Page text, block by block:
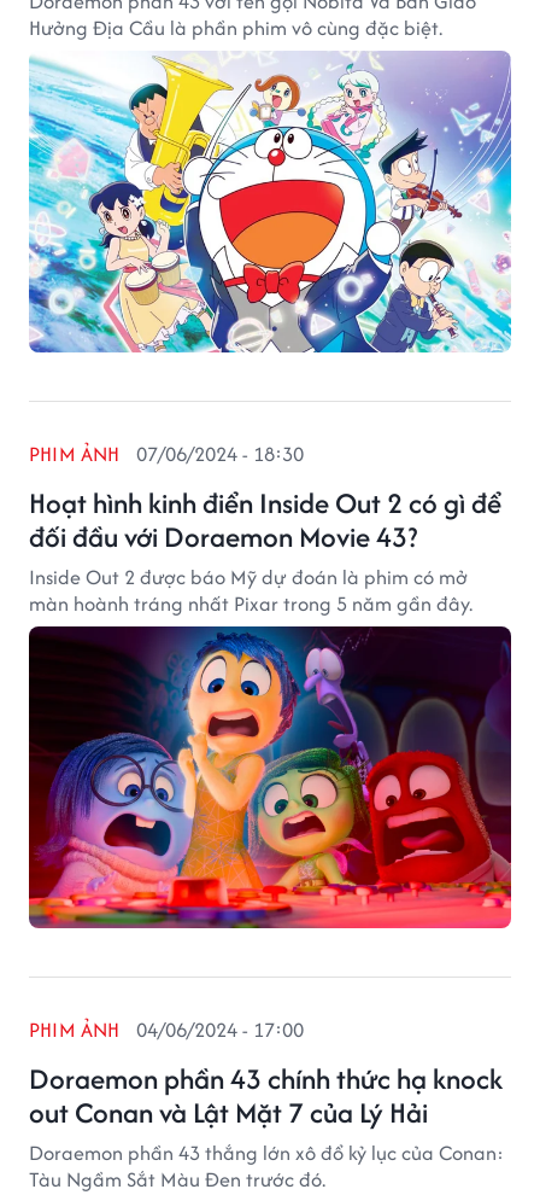
Hưởng Địa Cầu là phần phim vô cùng đặc biệt.
Hoạt hình kinh điển Inside Out 2 có gì để
đối đầu với Doraemon Movie 43?
PHIM ẢNH 07/06/2024 - 18:30
Inside Out 2 được báo Mỹ dự đoán là phim có mở
màn hoành tráng nhất Pixar trong 5 năm gần đây.
Doraemon phần 43 chính thức hạ knock
out Conan và Lật Mặt 7 của Lý Hải
PHIM ẢNH 04/06/2024 - 17:00
Doraemon phần 43 thắng lớn xô đổ kỷ lục của Conan:
Tàu Ngầm Sắt Màu Đen trước đó.